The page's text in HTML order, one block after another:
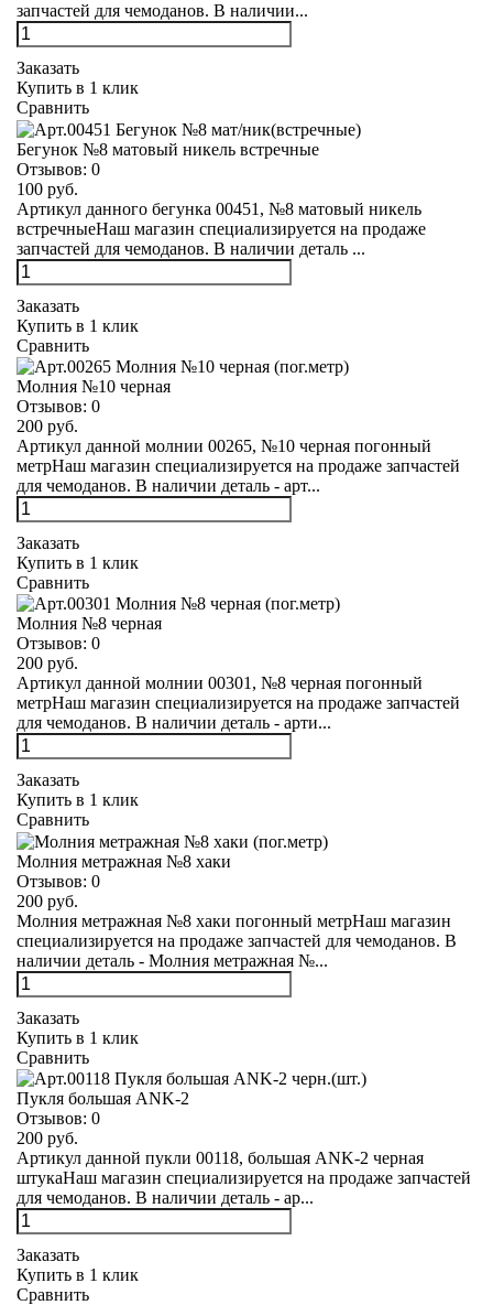
запчастей для чемоданов. В наличии...
Заказать
Купить в 1 клик
Сравнить
Бегунок №8 матовый никель встречные
Отзывов: 0
100 руб.
Артикул данного бегунка 00451, №8 матовый никель
встречныеНаш магазин специализируется на продаже
запчастей для чемоданов. В наличии деталь ...
Заказать
Купить в 1 клик
Сравнить
Молния №10 черная
Отзывов: 0
200 руб.
Артикул данной молнии 00265, №10 черная погонный
метрНаш магазин специализируется на продаже запчастей
для чемоданов. В наличии деталь - арт...
Заказать
Купить в 1 клик
Сравнить
Молния №8 черная
Отзывов: 0
200 руб.
Артикул данной молнии 00301, №8 черная погонный
метрНаш магазин специализируется на продаже запчастей
для чемоданов. В наличии деталь - арти...
Заказать
Купить в 1 клик
Сравнить
Молния метражная №8 хаки
Отзывов: 0
200 руб.
Молния метражная №8 хаки погонный метрНаш магазин
специализируется на продаже запчастей для чемоданов. В
наличии деталь - Молния метражная №...
Заказать
Купить в 1 клик
Сравнить
Пукля большая ANK-2
Отзывов: 0
200 руб.
Артикул данной пукли 00118, большая ANK-2 черная
штукаНаш магазин специализируется на продаже запчастей
для чемоданов. В наличии деталь - ар...
Заказать
Купить в 1 клик
Сравнить